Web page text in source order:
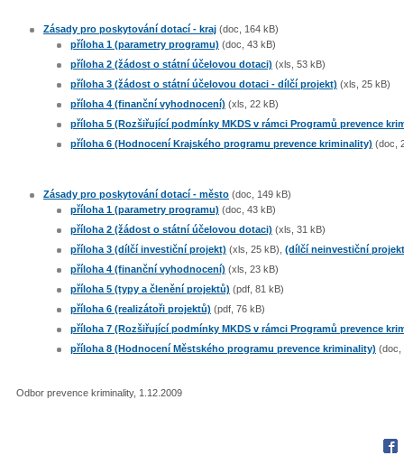
Zásady pro poskytování dotací - kraj (doc, 164 kB)
příloha 1 (parametry programu) (doc, 43 kB)
příloha 2 (žádost o státní účelovou dotaci) (xls, 53 kB)
příloha 3 (žádost o státní účelovou dotaci - dílčí projekt) (xls, 25 kB)
příloha 4 (finanční vyhodnocení) (xls, 22 kB)
příloha 5 (Rozšiřující podmínky MKDS v rámci Programů prevence
příloha 6 (Hodnocení Krajského programu prevence kriminality) (doc,
Zásady pro poskytování dotací - město (doc, 149 kB)
příloha 1 (parametry programu) (doc, 43 kB)
příloha 2 (žádost o státní účelovou dotaci) (xls, 31 kB)
příloha 3 (dílčí investiční projekt) (xls, 25 kB), (dílčí neinvestiční
příloha 4 (finanční vyhodnocení) (xls, 23 kB)
příloha 5 (typy a členění projektů) (pdf, 81 kB)
příloha 6 (realizátoři projektů) (pdf, 76 kB)
příloha 7 (Rozšiřující podmínky MKDS v rámci Programů prevence
příloha 8 (Hodnocení Městského programu prevence kriminality) (doc,
Odbor prevence kriminality, 1.12.2009